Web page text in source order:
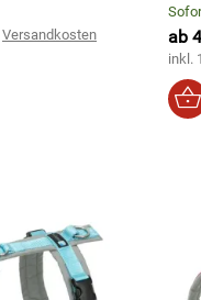
Versandkosten ab
inkl.